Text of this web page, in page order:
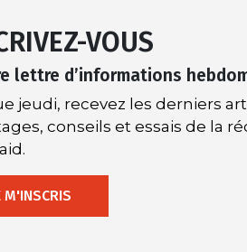
VOUS
lettre d’informations
jeudi, recevez les derniers
conseils et essais de la
M'INSCRIS